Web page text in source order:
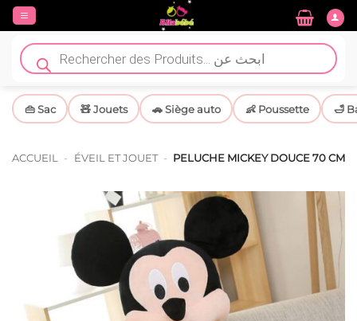
Passer
contenu
Recherche
de
produits
👜 Sac 🧸 Jouets 🚗 Siège auto 👶 Poussette 🛁
ACCUEIL - ÉVEIL ET JOUET - PELUCHE MICKEY DOUCE 70 CM